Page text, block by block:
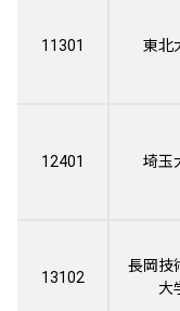
11301 東北
12401 埼玉
13102
長岡技
大